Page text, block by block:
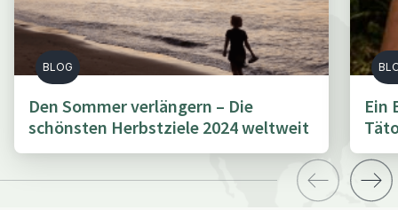
BLOG
Den Sommer verlängern – Die
schönsten Herbstziele 2024 weltweit
Ein